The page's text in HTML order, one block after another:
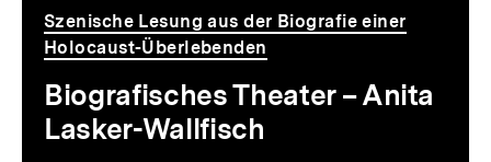
Szenische Lesung aus der Biografie einer
Holocaust-Überlebenden
Biografisches Theater – Anita
Lasker-Wallfisch